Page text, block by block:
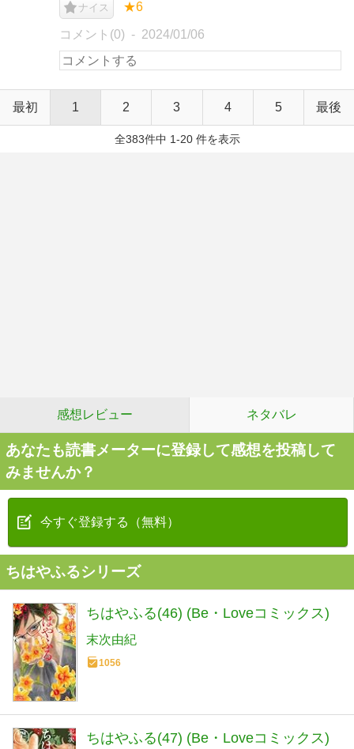
ナイス ★6
コメント(0) 2024/01/06
最初 1 2 3 4 5 最後
全383件中 1-20 件を表示
感想レビュー ネタバレ
あなたも読書メーターに登録して感想を投稿して
みませんか？
今すぐ登録する（無料）
ちはやふるシリーズ
ちはやふる(46) (Be・Loveコミックス)
末次由紀
1056
ちはやふる(47) (Be・Loveコミックス)